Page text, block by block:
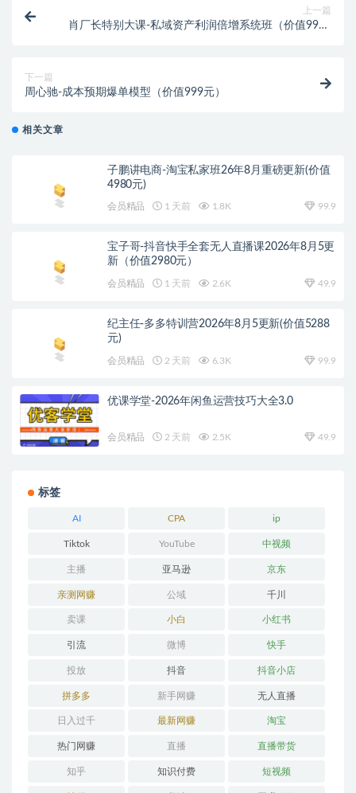
上一篇
肖厂长特别大课-私域资产利润倍增系统班（价值9980
下一篇
周心驰-成本预期爆单模型（价值999元）
相关文章
子鹏讲电商-淘宝私家班26年8月重磅更新(价值
4980元)
会员精品 1 天前 1.8K 99.9
宝子哥-抖音快手全套无人直播课2026年8月5更
新（价值2980元）
会员精品 1 天前 2.6K 49.9
纪主任-多多特训营2026年8月5更新(价值5288
元)
会员精品 2 天前 6.3K 99.9
优课学堂-2026年闲鱼运营技巧大全3.0
会员精品 2 天前 2.5K 49.9
标签
AI CPA ip
Tiktok YouTube 中视频
主播 亚马逊 京东
亲测网赚 公域 千川
卖课 小白 小红书
引流 微博 快手
投放 抖音 抖音小店
拼多多 新手网赚 无人直播
日入过千 最新网赚 淘宝
热门网赚 直播 直播带货
知乎 知识付费 短视频